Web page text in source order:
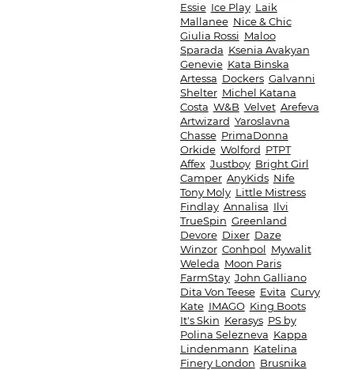
Essie Ice Play Laik
Mallanee Nice & Chic
Giulia Rossi Maloo
Sparada Ksenia Avakyan
Genevie Kata Binska
Artessa Dockers Galvanni
Shelter Michel Katana
Costa W&B Velvet Arefeva
Artwizard Yaroslavna
Chasse PrimaDonna
Orkide Wolford PTPT
Affex Justboy Bright Girl
Camper AnyKids Nife
Tony Moly Little Mistress
Findlay Annalisa Ilvi
TrueSpin Greenland
Devore Dixer Daze
Winzor Conhpol Mywalit
Weleda Moon Paris
FarmStay John Galliano
Dita Von Teese Evita Curvy
Kate IMAGO King Boots
It's Skin Kerasys PS by
Polina Selezneva Kappa
Lindenmann Katelina
Finery London Brusnika